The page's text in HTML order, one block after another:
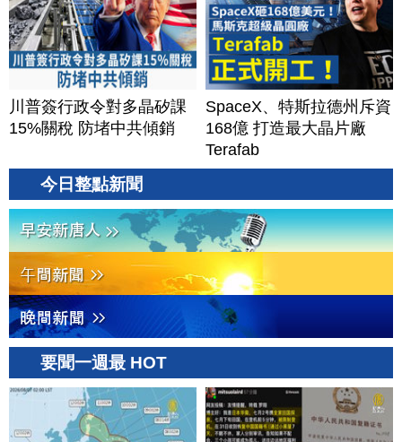
川普簽行政令對多晶矽課
15%關稅 防堵中共傾銷
SpaceX、特斯拉德州斥資
168億 打造最大晶片廠
Terafab
今日整點新聞
要聞一週最 HOT